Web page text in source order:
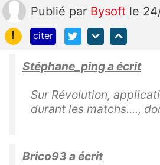
Publié par Bysoft le
!
citer
Stéphane_ping a écrit
Sur Révolution,
durant les matchs....,
Brico93 a écrit